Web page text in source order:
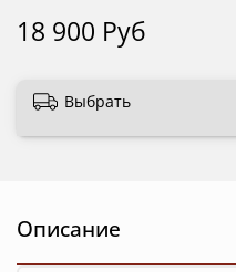
18 900 Руб
Выбрать
Описание